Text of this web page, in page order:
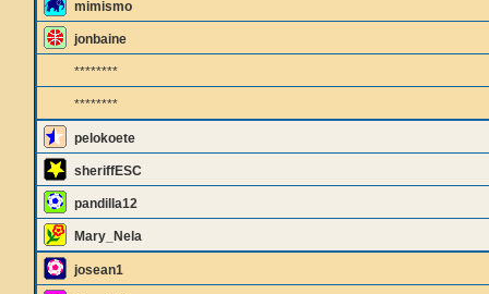
mimismo
jonbaine
********
********
pelokoete
sheriffESC
pandilla12
Mary_Nela
josean1